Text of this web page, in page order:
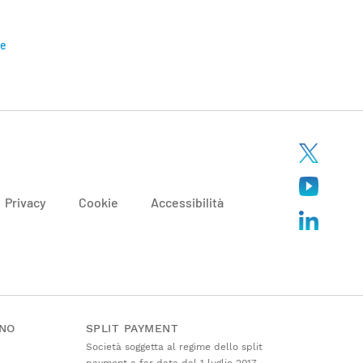
Privacy Cookie Accessibilità
SPLIT PAYMENT
Società soggetta al regime dello split